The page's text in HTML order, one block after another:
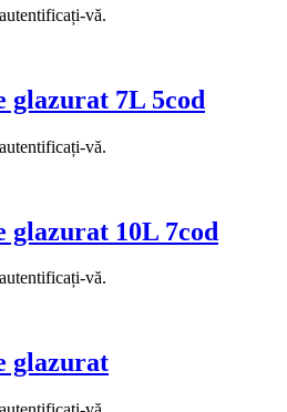
vă.
glazurat 7L 5cod
vă.
glazurat 10L 7cod
vă.
glazurat